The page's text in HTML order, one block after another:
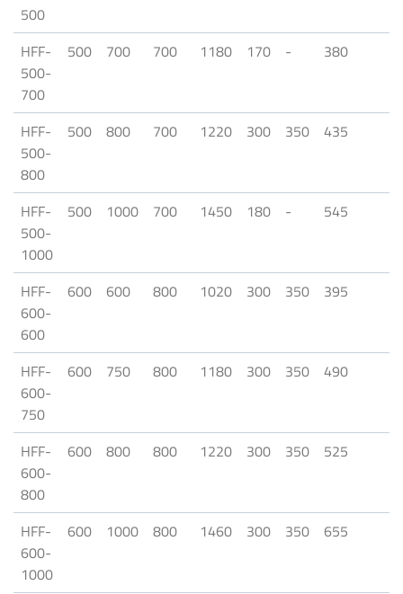
500
HFF-
500-
700
500 700 700 1180 170 - 380
HFF-
500-
800
500 800 700 1220 300 350 435
HFF-
500-
1000
500 1000 700 1450 180 - 545
HFF-
600-
600
600 600 800 1020 300 350 395
HFF-
600-
750
600 750 800 1180 300 350 490
HFF-
600-
800
600 800 800 1220 300 350 525
HFF-
600-
1000
600 1000 800 1460 300 350 655